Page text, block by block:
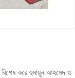
করে হুমায়ূন আহমেদ ও